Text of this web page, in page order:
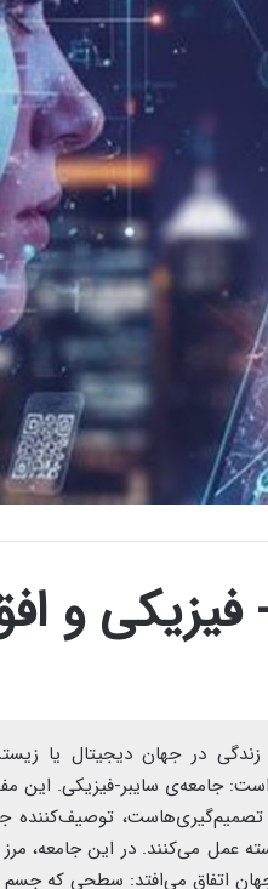
فیزیکی و
زندگی در جهان دیجیتال یا
جامعه‌ی سایبر-فیزیکی. این
توصیف‌کننده
عمل می‌کنند. در این جامعه،
اتفاق می‌افتد: سطحی که